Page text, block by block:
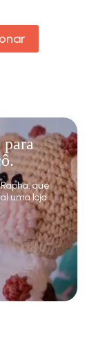
para
que
uma loja